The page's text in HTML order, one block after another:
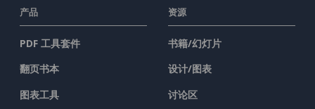
产品
PDF 工具套件
翻页书本
图表工具
资源
书籍/幻灯片
设计/图表
讨论区